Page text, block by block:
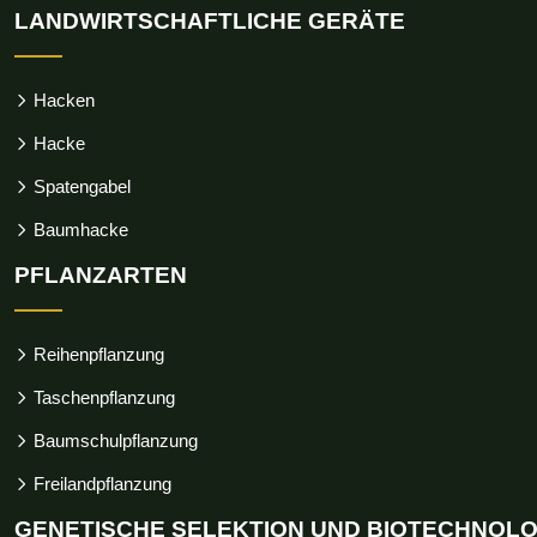
LANDWIRTSCHAFTLICHE GERÄTE
Hacken
Hacke
Spatengabel
Baumhacke
PFLANZARTEN
Reihenpflanzung
Taschenpflanzung
Baumschulpflanzung
Freilandpflanzung
GENETISCHE SELEKTION UND